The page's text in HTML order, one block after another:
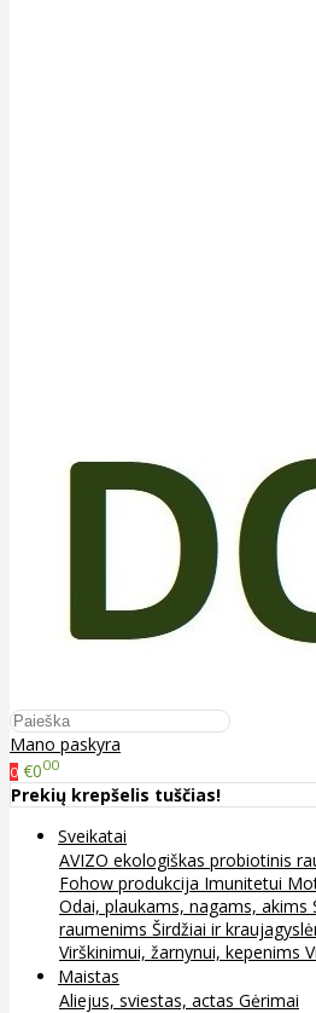
Mano paskyra
0 €000
Prekių krepšelis tuščias!
Sveikatai
AVIZO ekologiškas probiotinis
Fohow produkcija Imunitetui
Odai, plaukams, nagams, akims
raumenims Širdžiai ir
Virškinimui, žarnynui, kepenims
Maistas
Aliejus, sviestas, actas Gėrimai